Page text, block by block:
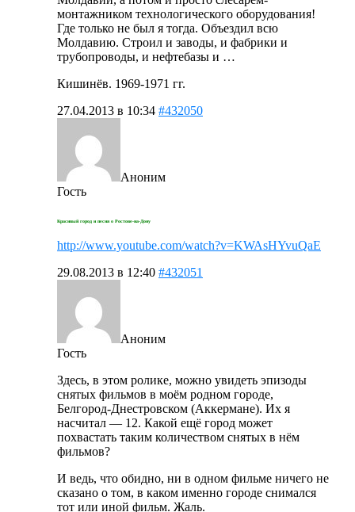
монтажником технологического оборудования!
Где только не был я тогда. Объездил всю
Молдавию. Строил и заводы, и фабрики и
трубопроводы, и нефтебазы и …
Кишинёв. 1969-1971 гг.
27.04.2013 в 10:34 #432050
Аноним
Гость
Красивый город и песня о Ростове-на-Дону
http://www.youtube.com/watch?v=KWAsHYvuQaE
29.08.2013 в 12:40 #432051
Аноним
Гость
Здесь, в этом ролике, можно увидеть эпизоды
снятых фильмов в моём родном городе,
Белгород-Днестровском (Аккермане). Их я
насчитал — 12. Какой ещё город может
похвастать таким количеством снятых в нём
фильмов?
И ведь, что обидно, ни в одном фильме ничего не
сказано о том, в каком именно городе снимался
тот или иной фильм. Жаль.